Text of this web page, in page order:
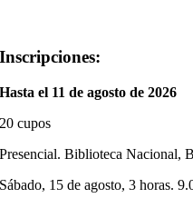
Inscripciones:
Hasta el 11 de agosto de 2026
20 cupos
Presencial. Biblioteca Nacional,
Sábado, 15 de agosto, 3 horas.